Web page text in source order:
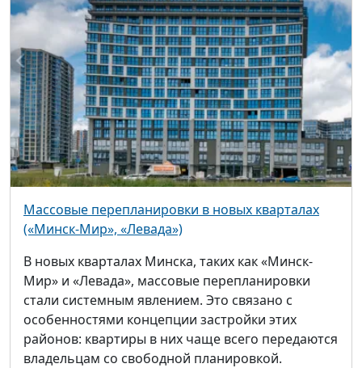
Массовые перепланировки в новых кварталах
(«Минск-Мир», «Левада»)
В новых кварталах Минска, таких как «Минск-
Мир» и «Левада», массовые перепланировки
стали системным явлением. Это связано с
особенностями концепции застройки этих
районов: квартиры в них чаще всего передаются
владельцам со свободной планировкой.